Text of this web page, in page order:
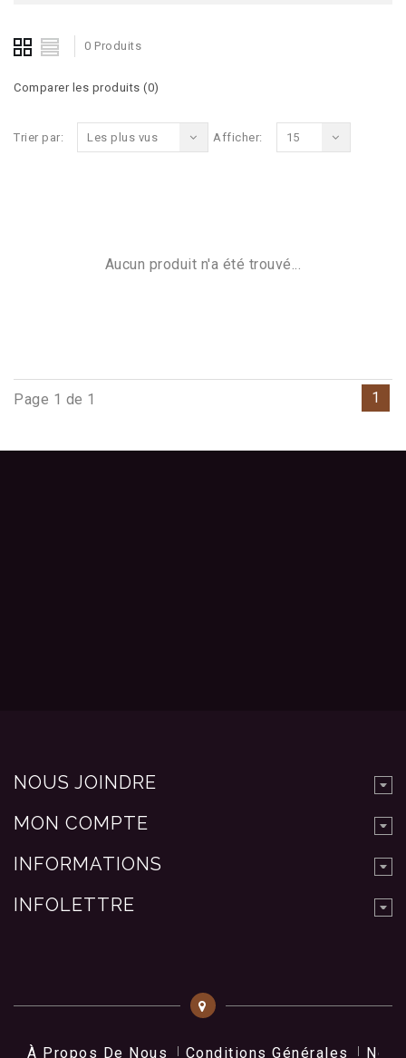
0 Produits
Comparer les produits (0)
Trier par: Les plus vus Afficher: 15
Aucun produit n'a été trouvé...
Page 1 de 1 1
NOUS JOINDRE
MON COMPTE
INFORMATIONS
INFOLETTRE
À Propos De Nous Conditions Générales Nos